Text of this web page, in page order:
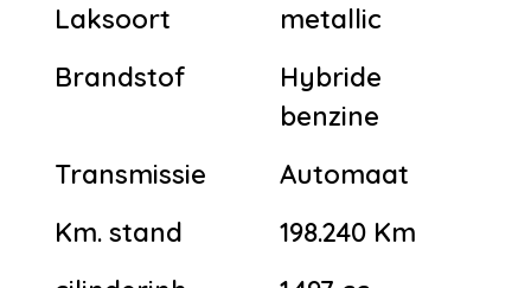
Laksoort
metallic
Brandstof
Hybride
benzine
Transmissie
Automaat
Km. stand
198.240 Km